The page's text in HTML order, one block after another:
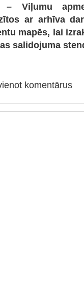
– Viļumu
ar arhīva
mapēs, lai
salidojuma
komentārus